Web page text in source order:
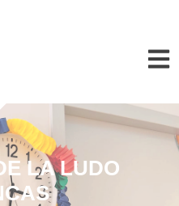
LA LUDO